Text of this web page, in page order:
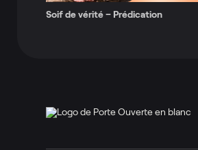
Soif de vérité – Prédication